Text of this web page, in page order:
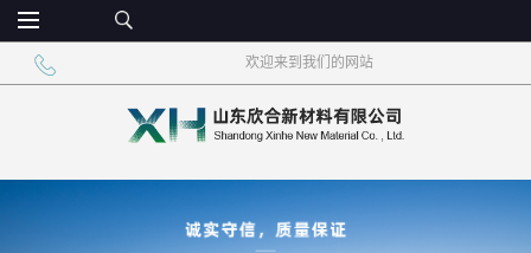
欢迎来到我们的网站